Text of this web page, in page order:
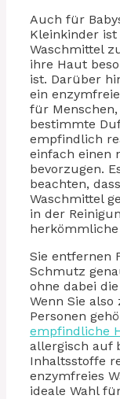
Auch für
Kleinkinder
Waschmittel
ihre Haut
ist. Darüber
ein
für
bestimmte
empfindlich
einfach einen
bevorzugen.
beachten,
Waschmittel
in der
Sie entfernen
Schmutz
ohne dabei
Wenn Sie also
Personen
empfindliche
allergisch auf
Inhaltsstoffe
enzymfreies
ideale Wahl